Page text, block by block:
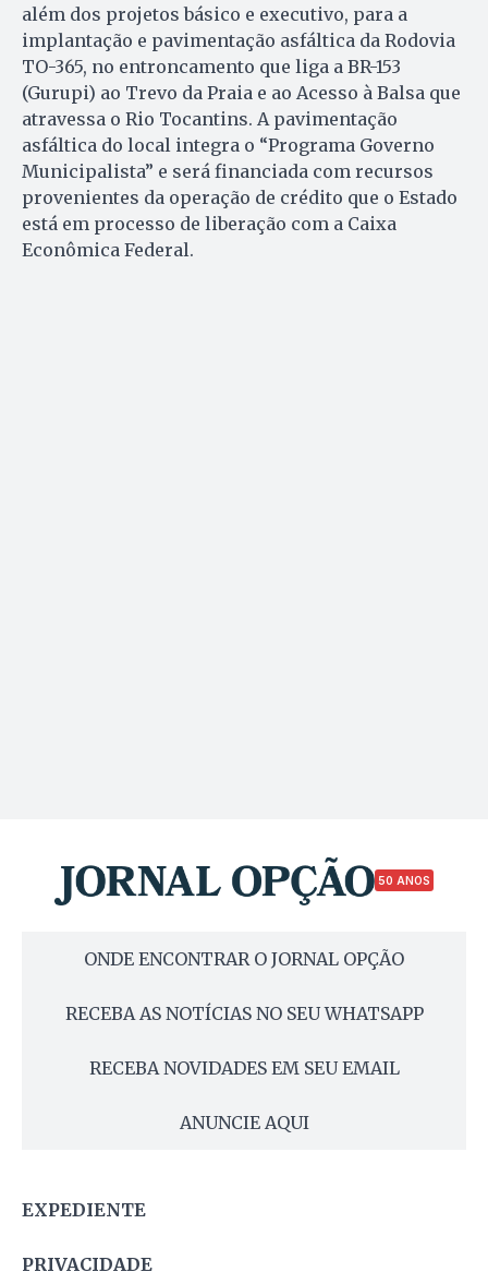
além dos projetos básico e executivo, para a
implantação e pavimentação asfáltica da Rodovia
TO-365, no entroncamento que liga a BR-153
(Gurupi) ao Trevo da Praia e ao Acesso à Balsa que
atravessa o Rio Tocantins. A pavimentação
asfáltica do local integra o “Programa Governo
Municipalista” e será financiada com recursos
provenientes da operação de crédito que o Estado
está em processo de liberação com a Caixa
Econômica Federal.
50 ANOS
ONDE ENCONTRAR O JORNAL OPÇÃO
RECEBA AS NOTÍCIAS NO SEU WHATSAPP
RECEBA NOVIDADES EM SEU EMAIL
ANUNCIE AQUI
EXPEDIENTE
PRIVACIDADE